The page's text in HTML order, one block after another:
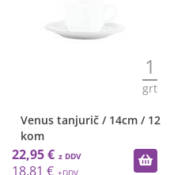
1
grt
Venus tanjurič / 14cm / 12
kom
22,95 €
18,81 €